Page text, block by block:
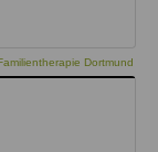
Dortmund